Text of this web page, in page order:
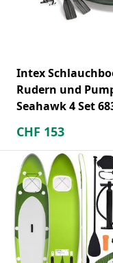
Intex
Rudern und
Seahawk 4 Set
CHF 153